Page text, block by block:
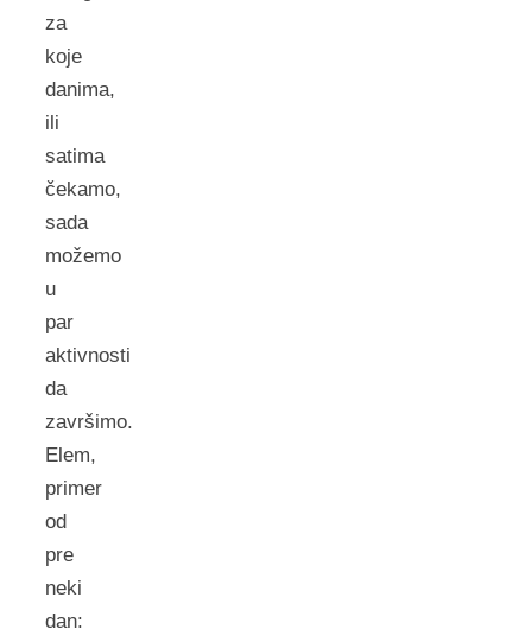
za
koje
danima,
ili
satima
čekamo,
sada
možemo
u
par
aktivnosti
da
završimo.
Elem,
primer
od
pre
neki
dan: